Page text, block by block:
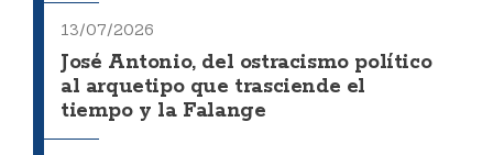
13/07/2026
José Antonio, del ostracismo político
al arquetipo que trasciende el
tiempo y la Falange